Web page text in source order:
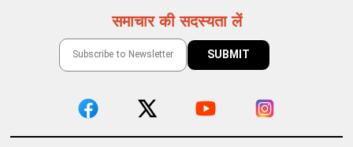
समाचार की सदस्यता लें